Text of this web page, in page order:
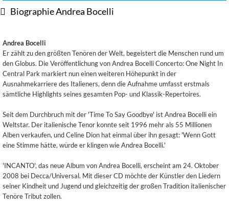
Biographie Andrea Bocelli
Andrea Bocelli
Er zählt zu den größten Tenören der Welt, begeistert die Menschen rund um
den Globus. Die Veröffentlichung von Andrea Bocelli Concerto: One Night In
Central Park markiert nun einen weiteren Höhepunkt in der
Ausnahmekarriere des Italieners, denn die Aufnahme umfasst erstmals
sämtliche Highlights seines gesamten Pop- und Klassik-Repertoires.
Seit dem Durchbruch mit der 'Time To Say Goodbye' ist Andrea Bocelli ein
Weltstar. Der italienische Tenor konnte seit 1996 mehr als 55 Millionen
Alben verkaufen, und Celine Dion hat einmal über ihn gesagt: 'Wenn Gott
eine Stimme hätte, würde er klingen wie Andrea Bocelli.'
'INCANTO', das neue Album von Andrea Bocelli, erscheint am 24. Oktober
2008 bei Decca/Universal. Mit dieser CD möchte der Künstler den Liedern
seiner Kindheit und Jugend und gleichzeitig der großen Tradition italienischer
Tenöre Tribut zollen.